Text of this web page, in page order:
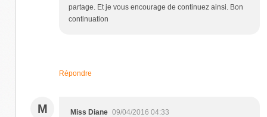
partage. Et je vous encourage de continuez ainsi. Bon
continuation
Répondre
M Miss Diane 09/04/2016 04:33